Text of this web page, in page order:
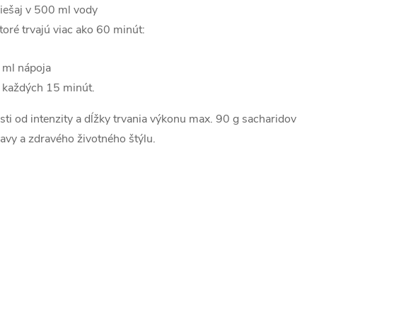
v 500 ml vody
trvajú viac ako 60 minút:
nápoja
15 minút.
od intenzity a dĺžky trvania výkonu max. 90 g sacharidov
a zdravého životného štýlu.